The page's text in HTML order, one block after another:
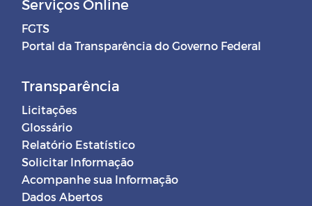
Serviços Online
FGTS
Portal da Transparência do Governo Federal
Transparência
Licitações
Glossário
Relatório Estatístico
Solicitar Informação
Acompanhe sua Informação
Dados Abertos